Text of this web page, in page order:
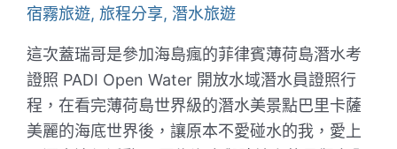
宿霧旅遊, 旅程分享, 潛水旅遊
這次蓋瑞哥是參加海島瘋的菲律賓薄荷島潛水考
證照 PADI Open Water 開放水域潛水員證照行
程，在看完薄荷島世界級的潛水美景點巴里卡薩
美麗的海底世界後，讓原本不愛碰水的我，愛上